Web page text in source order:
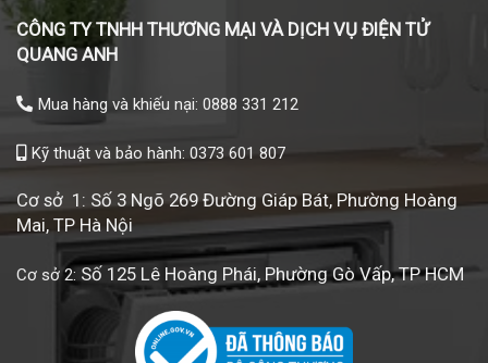
CÔNG TY TNHH THƯƠNG MẠI VÀ DỊCH VỤ ĐIỆN TỬ
QUANG ANH
Mua hàng và khiếu nại: 0888 331 212
Kỹ thuật và bảo hành: 0373 601 807
Cơ sở 1: Số 3 Ngõ 269 Đường Giáp Bát, Phường Hoàng
Mai, TP Hà Nội
Cơ sở 2: Số 125 Lê Hoàng Phái, Phường Gò Vấp, TP HCM